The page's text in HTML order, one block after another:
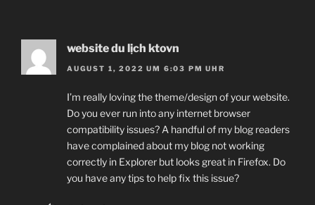
website du lịch ktovn
AUGUST 1, 2022 UM 6:03 PM UHR
I’m really loving the theme/design of your website.
Do you ever run into any internet browser
compatibility issues? A handful of my blog readers
have complained about my blog not working
correctly in Explorer but looks great in Firefox. Do
you have any tips to help fix this issue?